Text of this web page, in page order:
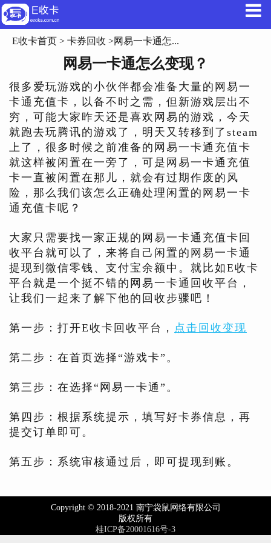
E收卡首页 > 卡券回收 >网易一卡通怎...
网易一卡通怎么变现？
很多爱玩游戏的小伙伴都会准备大量的网易一
卡通充值卡，以备不时之需，但新游戏层出不
穷，可能大家昨天还是喜欢网易的游戏，今天
就跑去玩腾讯的游戏了，明天又转移到了steam
上了，很多时候之前准备的网易一卡通充值卡
就这样被闲置在一旁了，可是网易一卡通充值
卡一直被闲置在那儿，就会有过期作废的风
险，那么我们该怎么正确处理闲置的网易一卡
通充值卡呢？
大家只需要找一家正规的网易一卡通充值卡回
收平台就可以了，来将自己闲置的网易一卡通
提现到微信零钱、支付宝余额中。就比如E收卡
平台就是一个挺不错的网易一卡通回收平台，
让我们一起来了解下他的回收步骤吧！
第一步：打开E收卡回收平台， 点击回收变现
第二步：在首页选择“游戏卡”。
第三步：在选择“网易一卡通”。
第四步：根据系统提示，填写好卡券信息，再
提交订单即可。
第五步：系统审核通过后，即可提现到账。
Copyright © 2018-2021 南宁袋鼠网络有限公司
版权所有
桂ICP备20001616号-3